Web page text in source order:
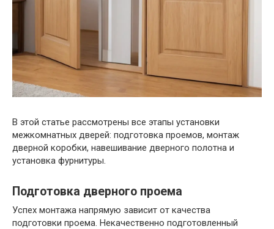
В этой статье рассмотрены все этапы установки
межкомнатных дверей: подготовка проемов, монтаж
дверной коробки, навешивание дверного полотна и
установка фурнитуры.
Подготовка дверного проема
Успех монтажа напрямую зависит от качества
подготовки проема. Некачественно подготовленный